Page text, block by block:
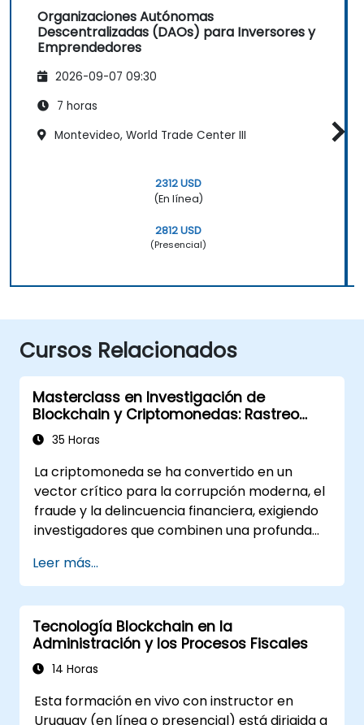
Organizaciones Autónomas
Descentralizadas (DAOs) para Inversores y
Emprendedores
2026-09-07 09:30
7 horas
Montevideo, World Trade Center III
2312 USD
(En línea)
2812 USD
(Presencial)
Cursos Relacionados
Masterclass en Investigación de
Blockchain y Criptomonedas: Rastreo
Forense, Cumplimiento AML y
Operaciones Anticorrupción
35 Horas
La criptomoneda se ha convertido en un
vector crítico para la corrupción moderna, el
fraude y la delincuencia financiera, exigiendo
investigadores que combinen una profunda
forense y conciencia legal. Este masterclass
dirigido por instructores guía a profesionales
técnicos intermedios hacia una capacidad
operativa avanzada en fundamentos de
blockchain, forense de billeteras y
transacciones, flujos en la dark web,
respuesta al ransomware y lavado de dinero
Leer más...
Tecnología Blockchain en la
Administración y los Procesos Fiscales
14 Horas
Esta formación en vivo con instructor en
Uruguay (en línea o presencial) está dirigida a